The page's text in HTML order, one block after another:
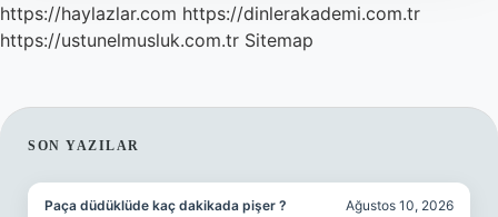
https://haylazlar.com https://dinlerakademi.com.tr
https://ustunelmusluk.com.tr Sitemap
SIDEBAR
SON YAZILAR
Paça düdüklüde kaç dakikada pişer ? Ağustos 10, 2026